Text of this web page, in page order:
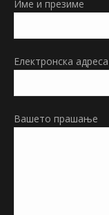
new
Име и презиме
Електронска адреса
Вашето прашање